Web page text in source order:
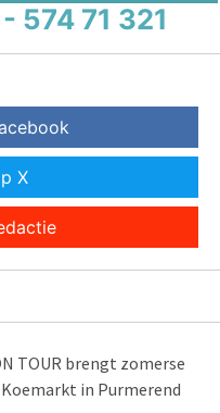
574 71 321
X
TOUR brengt zomerse
Koemarkt in Purmerend